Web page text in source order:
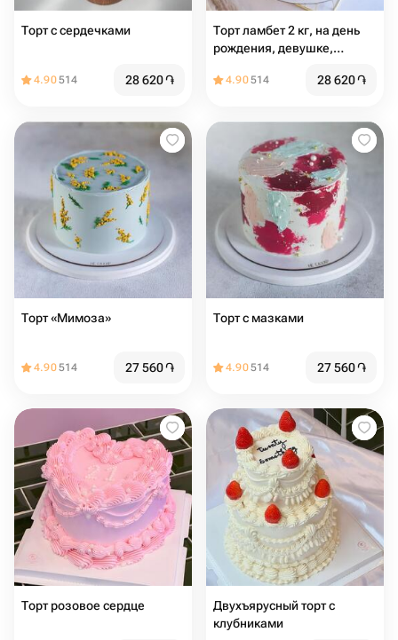
Торт с сердечками
4.90514 28 620֏
Торт ламбет 2 кг, на день
рождения, девушке,
4.90514 28 620֏
Торт «Мимоза»
4.90514 27 560֏
Торт с мазками
4.90514 27 560֏
Торт розовое сердце
Двухъярусный торт с
клубниками